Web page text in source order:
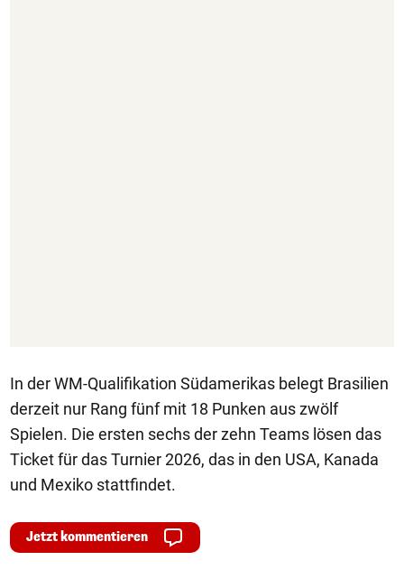
In der WM-Qualifikation Südamerikas belegt Brasilien
derzeit nur Rang fünf mit 18 Punken aus zwölf
Spielen. Die ersten sechs der zehn Teams lösen das
Ticket für das Turnier 2026, das in den USA, Kanada
und Mexiko stattfindet.
Jetzt kommentieren